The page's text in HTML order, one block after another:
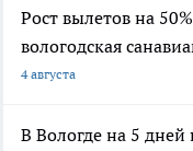
Рост вылетов на
вологодская
4 августа
В Вологде на 5 дней